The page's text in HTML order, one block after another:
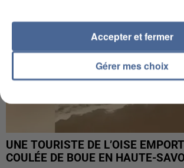
UNE TOURISTE DE L’OISE
COULÉE DE BOUE EN HAUTE-
Gérer mes choix
Accepter et fermer